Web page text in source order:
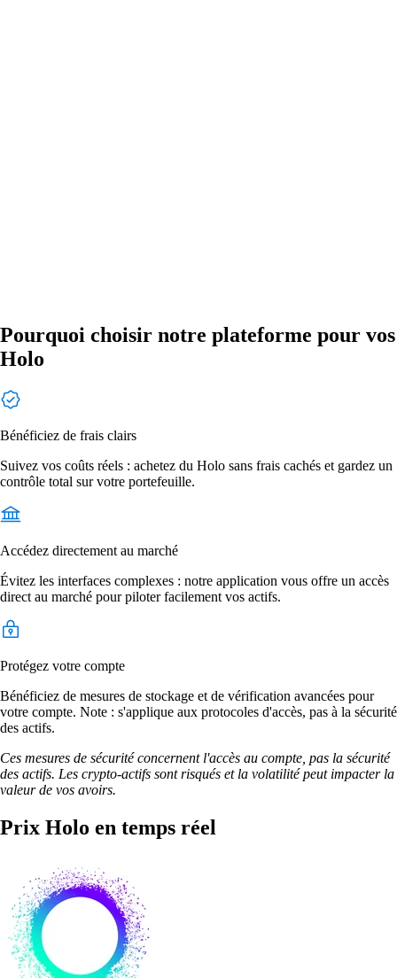
Pourquoi choisir notre plateforme pour vos
Holo
Bénéficiez de frais clairs
Suivez vos coûts réels : achetez du Holo sans frais cachés et gardez un
contrôle total sur votre portefeuille.
Accédez directement au marché
Évitez les interfaces complexes : notre application vous offre un accès
direct au marché pour piloter facilement vos actifs.
Protégez votre compte
Bénéficiez de mesures de stockage et de vérification avancées pour
votre compte. Note : s'applique aux protocoles d'accès, pas à la sécurité
des actifs.
Ces mesures de sécurité concernent l'accès au compte, pas la sécurité
des actifs. Les crypto-actifs sont risqués et la volatilité peut impacter la
valeur de vos avoirs.
Prix Holo en temps réel